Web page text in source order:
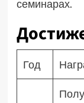
семинарах.
Год